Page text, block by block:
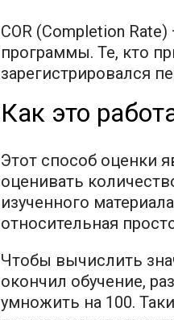
COR (Completion
программы. Те, кто
зарегистрировался
Как это
Этот способ оценки
оценивать
изученного
относительная
Чтобы вычислить
окончил обучение,
умножить на 100.